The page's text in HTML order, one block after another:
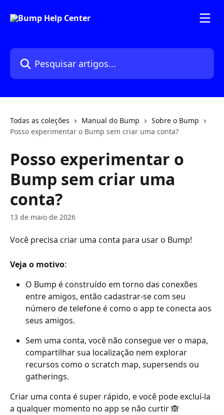
Pesquisar artigos...
Todas as coleções Manual do Bump
Sobre o Bump
Posso experimentar o Bump sem criar uma conta?
Posso experimentar o
Bump sem criar uma
conta?
13 de maio de 2026
Você precisa criar uma conta para usar o Bump!
Veja o motivo:
O Bump é construído em torno das conexões
entre amigos, então cadastrar-se com seu
número de telefone é como o app te conecta aos
seus amigos.
Sem uma conta, você não consegue ver o mapa,
compartilhar sua localização nem explorar
recursos como o scratch map, supersends ou
gatherings.
Criar uma conta é super rápido, e você pode excluí-la
a qualquer momento no app se não curtir 🙈